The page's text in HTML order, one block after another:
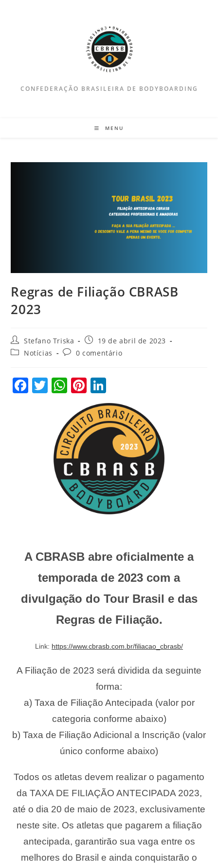
CONFEDERAÇÃO BRASILEIRA DE BODYBOARDING
MENU
Regras de Filiação CBRASB
2023
Autor
do
post:
Stefano Triska
Post
publicado:
19 de abril de 2023
Categoria
Notícias
Comentários
0 comentário
F T
er
W
at
s
A
p
p
Pi
nt
er
e
n
k
e
dI
n
A CBRASB abre oficialmente a
temporada de 2023 com a
divulgação do Tour Brasil e das
Regras de Filiação.
Link: https://www.cbrasb.com.br/filiacao_cbrasb/
A Filiação de 2023 será dividida da seguinte
forma:
a) Taxa de Filiação Antecipada (valor por
categoria conforme abaixo)
b) Taxa de Filiação Adicional a Inscrição (valor
único conforme abaixo)
Todos os atletas devem realizar o pagamento
da TAXA DE FILIAÇÃO ANTECIPADA 2023,
até o dia 20 de maio de 2023, exclusivamente
neste site. Os atletas que pagarem a filiação
antecipada, garantirão sua vaga entre os
melhores do Brasil e ainda conquistarão o